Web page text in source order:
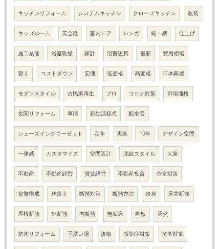
キッチンリフォーム システムキッチン クローズキッチン 改装
キッズルーム 安全性 室内ドア レンガ 統一感 仕上げ
施工業者 浴室乾燥 家計 浴室暖房 最新 費用相場
賢く コストダウン 安価 低価格 高価格 日本家屋
モダンスタイル 古民家再生 プロ コロナ対策 市場価格
玄関リフォーム 事情 新生活様式 配水管
シューズインクローゼット 定年 実家 10年 デザイン空間
一体感 カスタマイズ 空間設計 北欧スタイル 大家
不動産 不動産経営 賃貸経営 不動産投資 空室対策
家族構成 珪藻土 断熱対策 断熱方法 冷房 天井断熱
屋根断熱 外断熱 内断熱 無垢床 自然 天然
抗菌リフォーム 手洗い場 漆喰 感染症対策 抗菌対策